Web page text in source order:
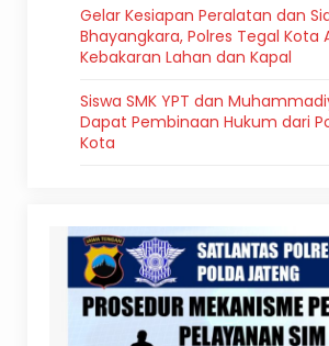
Gelar Kesiapan Peralatan dan
Bhayangkara, Polres Tegal Kota
Kebakaran Lahan dan Kapal
Siswa SMK YPT dan
Dapat Pembinaan Hukum dari
Kota